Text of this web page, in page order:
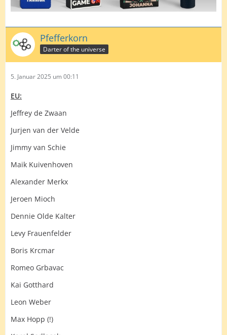
Pfefferkorn
Darter of the universe
5. Januar 2025 um 00:11
EU:
Jeffrey de Zwaan
Jurjen van der Velde
Jimmy van Schie
Maik Kuivenhoven
Alexander Merkx
Jeroen Mioch
Dennie Olde Kalter
Levy Frauenfelder
Boris Krcmar
Romeo Grbavac
Kai Gotthard
Leon Weber
Max Hopp (!)